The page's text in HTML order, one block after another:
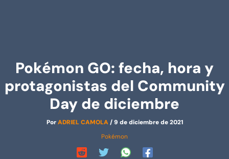
Pokémon GO: fecha, hora y
protagonistas del Community
Day de diciembre
PorADRIEL CAMOLA/9 de diciembre de 2021
Pokémon